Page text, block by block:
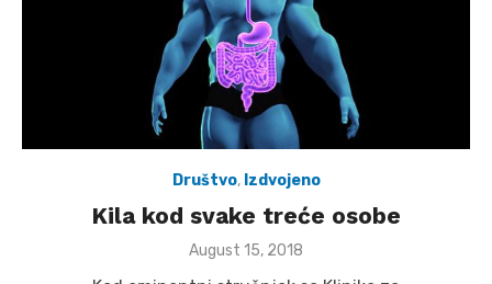
Društvo, Izdvojeno
Kila kod svake treće osobe
Posted
August 15, 2018